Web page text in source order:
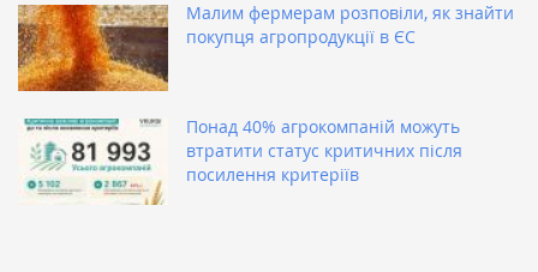
Малим фермерам розповіли, як знайти
покупця агропродукції в ЄС
Понад 40% агрокомпаній можуть
втратити статус критичних після
посилення критеріїв